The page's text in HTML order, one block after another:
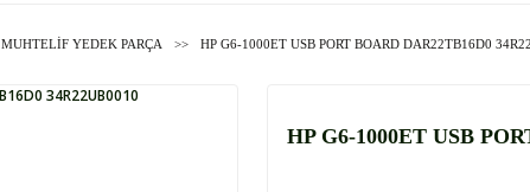
MUHTELİF YEDEK PARÇA HP G6-1000ET USB PORT BOARD DAR22TB16D0
HP G6-1000ET USB